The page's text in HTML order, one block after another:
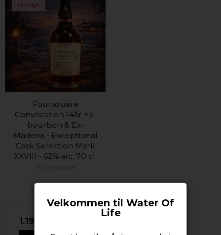
Udsolgt
Foursquare
Convocation 14år Ex-
bourbon & Ex-
Madeira - Exceptional
Cask Selection Mark
XXVIII - 62% alc. 70 cl.
Foursquare
1.199,00 DKK
Velkommen til Water Of
Life